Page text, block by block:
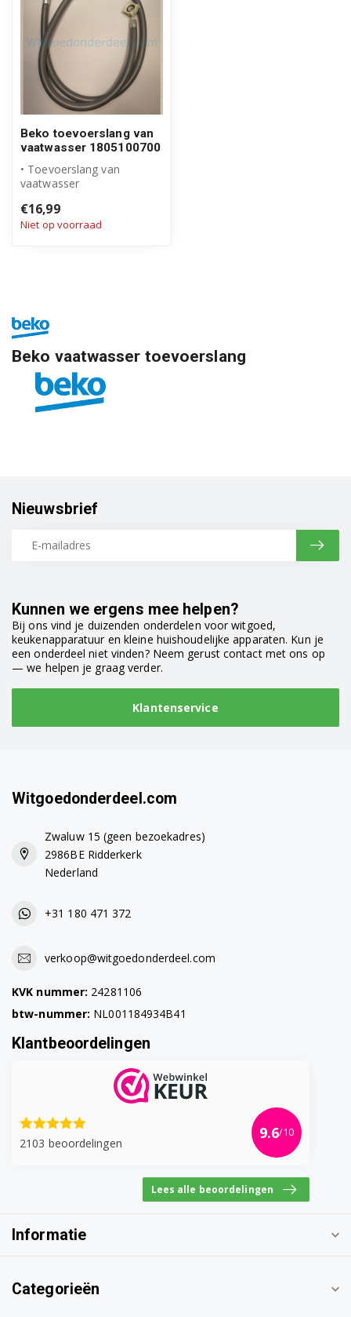
Beko toevoerslang van
vaatwasser 1805100700
• Toevoerslang van
vaatwasser
• Artikelnummer: 180510...
€16,99
Niet op voorraad
Beko vaatwasser toevoerslang
Kunnen we ergens mee helpen?
Bij ons vind je duizenden onderdelen voor witgoed,
keukenapparatuur en kleine huishoudelijke apparaten. Kun je
een onderdeel niet vinden? Neem gerust contact met ons op
— we helpen je graag verder.
Klantenservice
Nieuwsbrief
Witgoedonderdeel.com
Zwaluw 15 (geen bezoekadres)
2986BE Ridderkerk
Nederland
+31 180 471 372
verkoop@witgoedonderdeel.com
KVK nummer: 24281106
btw-nummer: NL001184934B41
Klantbeoordelingen
2103 beoordelingen
9.6/10
Lees alle beoordelingen
Informatie
Categorieën